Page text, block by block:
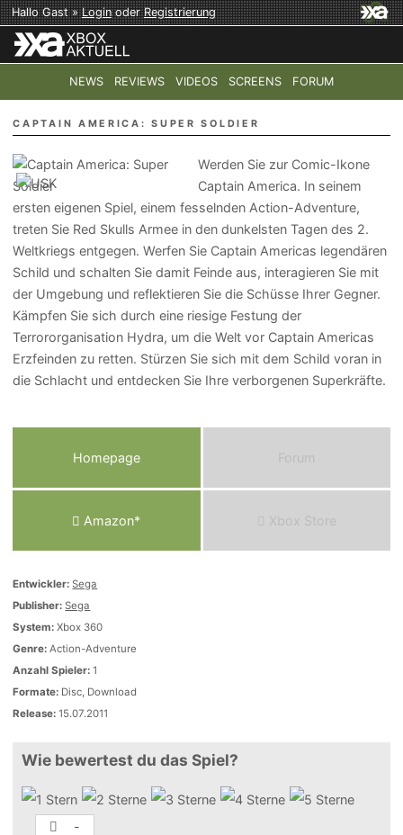
Hallo Gast »LoginoderRegistrierung
NEWS REVIEWS VIDEOS SCREENS FORUM
TOP-THEMEN: COD: MODERN WARFARE 4 HALO:
CAPTAIN AMERICA: SUPER SOLDIER
Werden Sie zur Comic-Ikone
Captain America. In seinem
ersten eigenen Spiel, einem fesselnden Action-Adventure,
treten Sie Red Skulls Armee in den dunkelsten Tagen des 2.
Weltkriegs entgegen. Werfen Sie Captain Americas legendären
Schild und schalten Sie damit Feinde aus, interagieren Sie mit
der Umgebung und reflektieren Sie die Schüsse Ihrer Gegner.
Kämpfen Sie sich durch eine riesige Festung der
Terrororganisation Hydra, um die Welt vor Captain Americas
Erzfeinden zu retten. Stürzen Sie sich mit dem Schild voran in
die Schlacht und entdecken Sie Ihre verborgenen Superkräfte.
Homepage Forum
Amazon* Xbox Store
Entwickler: Sega
Publisher: Sega
System: Xbox 360
Genre: Action-Adventure
Anzahl Spieler: 1
Formate: Disc, Download
Release: 15.07.2011
Wie bewertest du das Spiel?
-